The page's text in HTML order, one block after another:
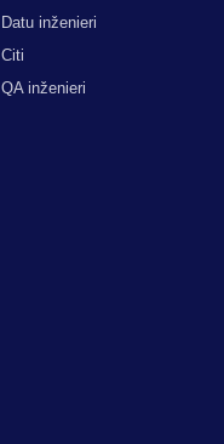
Datu inženieri
Citi
QA inženieri